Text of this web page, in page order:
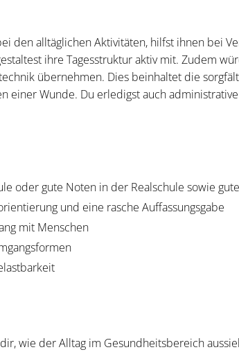
den alltäglichen Aktivitäten, hilfst ihnen bei
ihre Tagesstruktur aktiv mit. Zudem
übernehmen. Dies beinhaltet die
einer Wunde. Du erledigst auch
oder gute Noten in der Realschule sowie
und eine rasche Auffassungsgabe
mit Menschen
wie der Alltag im Gesundheitsbereich